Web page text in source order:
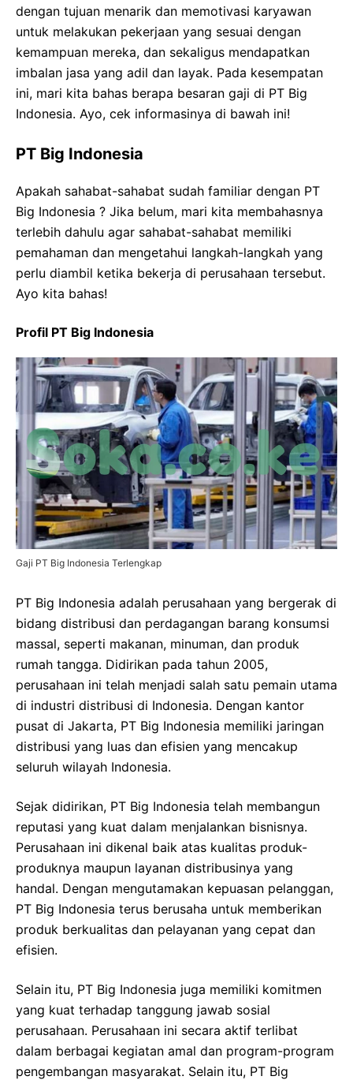
dengan tujuan menarik dan memotivasi karyawan
untuk melakukan pekerjaan yang sesuai dengan
kemampuan mereka, dan sekaligus mendapatkan
imbalan jasa yang adil dan layak. Pada kesempatan
ini, mari kita bahas berapa besaran gaji di PT Big
Indonesia. Ayo, cek informasinya di bawah ini!
PT Big Indonesia
Apakah sahabat-sahabat sudah familiar dengan PT
Big Indonesia ? Jika belum, mari kita membahasnya
terlebih dahulu agar sahabat-sahabat memiliki
pemahaman dan mengetahui langkah-langkah yang
perlu diambil ketika bekerja di perusahaan tersebut.
Ayo kita bahas!
Profil PT Big Indonesia
Gaji PT Big Indonesia Terlengkap
PT Big Indonesia adalah perusahaan yang bergerak di
bidang distribusi dan perdagangan barang konsumsi
massal, seperti makanan, minuman, dan produk
rumah tangga. Didirikan pada tahun 2005,
perusahaan ini telah menjadi salah satu pemain utama
di industri distribusi di Indonesia. Dengan kantor
pusat di Jakarta, PT Big Indonesia memiliki jaringan
distribusi yang luas dan efisien yang mencakup
seluruh wilayah Indonesia.
Sejak didirikan, PT Big Indonesia telah membangun
reputasi yang kuat dalam menjalankan bisnisnya.
Perusahaan ini dikenal baik atas kualitas produk-
produknya maupun layanan distribusinya yang
handal. Dengan mengutamakan kepuasan pelanggan,
PT Big Indonesia terus berusaha untuk memberikan
produk berkualitas dan pelayanan yang cepat dan
efisien.
Selain itu, PT Big Indonesia juga memiliki komitmen
yang kuat terhadap tanggung jawab sosial
perusahaan. Perusahaan ini secara aktif terlibat
dalam berbagai kegiatan amal dan program-program
pengembangan masyarakat. Selain itu, PT Big